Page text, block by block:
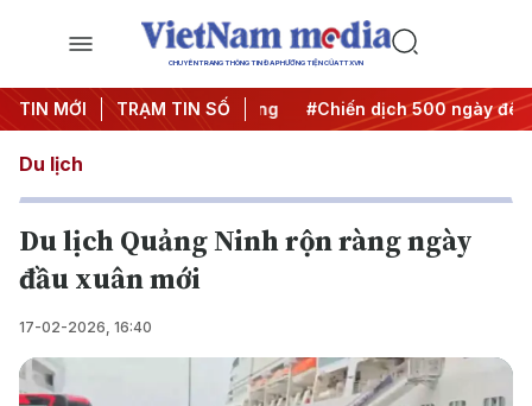
CHUYÊN TRANG THÔNG TIN ĐA PHƯƠNG TIỆN CỦA TTXVN
TIN MỚI TRẠM TIN SỐ
Nghị quyết thành hành động #Chiến dịch 500 ngày đêm
Du lịch
Du lịch Quảng Ninh rộn ràng ngày
đầu xuân mới
17-02-2026, 16:40